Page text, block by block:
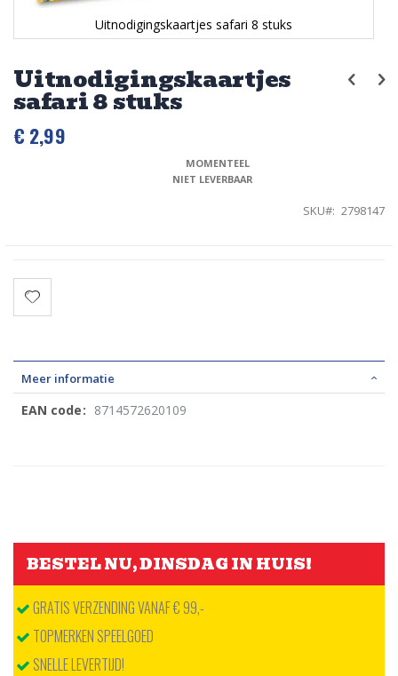
Uitnodigingskaartjes
safari 8 stuks
€ 2,99
MOMENTEEL
NIET LEVERBAAR
SKU 2798147
Uitnodigingskaartjes safari 8 stuks
het
begin
van
de
afbeeldingen-
Meer informatie
Meer
8714572620109
BESTEL NU, DINSDAG IN HUIS!
GRATIS VERZENDING VANAF € 99,-
TOPMERKEN SPEELGOED
SNELLE LEVERTIJD!